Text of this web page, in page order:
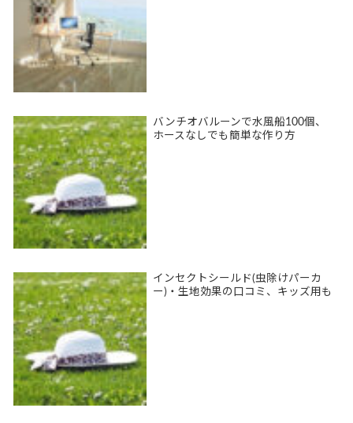
バンチオバルーンで水風船100個、
ホースなしでも簡単な作り方
インセクトシールド(虫除けパーカ
ー)・生地効果の口コミ、キッズ用も